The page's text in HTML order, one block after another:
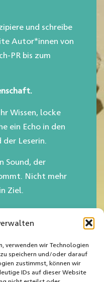
verwenden wir Technologien
speichern und/oder darauf
zustimmst, können wir
IDs auf dieser Website
und schreibe
Autor*innen von
PR bis zum
Wissen, locke
ein Echo in den
der Leserin.
Sound, der
Nicht mehr
Ziel.